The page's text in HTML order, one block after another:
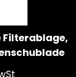
Filterablage,